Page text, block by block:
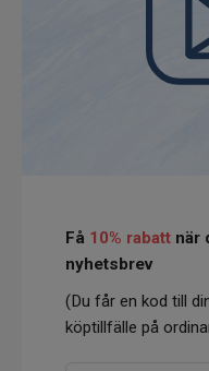
Få 10% rabatt när
nyhetsbrev
(Du får en kod till
köptillfälle på